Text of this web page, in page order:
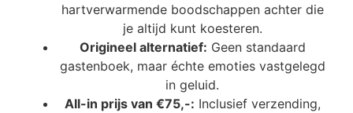
hartverwarmende boodschappen achter die
je altijd kunt koesteren.
Origineel alternatief: Geen standaard
gastenboek, maar échte emoties vastgelegd
in geluid.
All-in prijs van €75,-: Inclusief verzending,